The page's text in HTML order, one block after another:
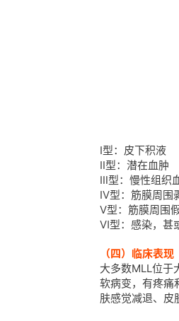
Ⅰ型：皮下积液
Ⅱ型：潜在血肿
Ⅲ型：慢性组织
Ⅳ型：筋膜周围
Ⅴ型：筋膜周围
Ⅵ型：感染，甚
（四）临床表现
大多数MLL位于
软病变，有疼痛
肤感觉减退、皮